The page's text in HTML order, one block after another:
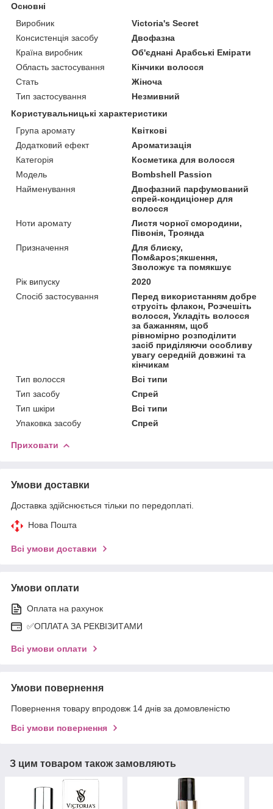
Основні
Виробник
Victoria's Secret
Консистенція засобу
Двофазна
Країна виробник
Об'єднані Арабські Емірати
Область застосування
Кінчики волосся
Стать
Жіноча
Тип застосування
Незмивний
Користувальницькі характеристики
Група аромату
Квіткові
Додатковий ефект
Ароматизація
Категорія
Косметика для волосся
Мoдель
Bombshell Passion
Найменування
Двофазний парфумований
спрей-кондиціонер для
волосся
Ноти аромату
Листя чорної смородини,
Півонія, Троянда
Призначення
Для блиску,
Пом&apos;якшення,
Зволожує та помякшує
Рік випуску
2020
Спосіб застосування
Перед використанням добре
струсіть флакон, Розчешіть
волосся, Укладіть волосся
за бажанням, щоб
рівномірно розподілити
засіб приділяючи особливу
увагу середній довжині та
кінчикам
Тип волосся
Всі типи
Тип засобу
Спрей
Тип шкіри
Всі типи
Упаковка засобу
Спрей
Приховати
Умови доставки
Доставка здійснюється тільки по передоплаті.
Нова Пошта
Всі умови доставки
Умови оплати
Оплата на рахунок
✅ОПЛАТА ЗА РЕКВІЗИТАМИ
Всі умови оплати
Умови повернення
Повернення товару впродовж 14 днів за домовленістю
Всі умови повернення
З цим товаром також замовляють